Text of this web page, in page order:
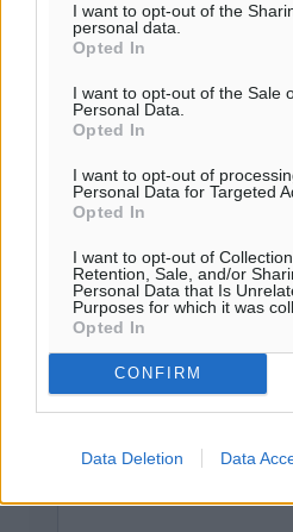
I want to opt-out of the
personal data.
Opted In
I want to opt-out of the Sale
Personal Data.
Opted In
I want to opt-out of
Personal Data for Targeted
Opted In
I want to opt-out of
Retention, Sale, and/or
Personal Data that Is
Purposes for which it was
Opted In
CONFIRM
Data Deletion Data
Προσθέστε ένα σχόλιο
Το E-mail δεν θα
Πρέπει να συμπληρωθούν
Όνοματεπώνυμο
Φύλαξε τα στοιχεία μου